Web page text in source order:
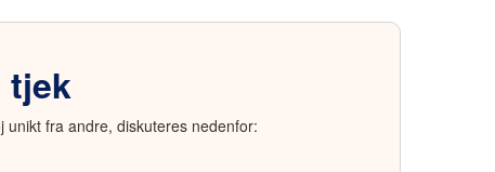
tjek
fra andre, diskuteres nedenfor: